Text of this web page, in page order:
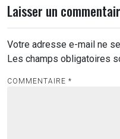
Laisser un
Votre adresse e-mail ne
Les champs obligatoires
COMMENTAIRE *